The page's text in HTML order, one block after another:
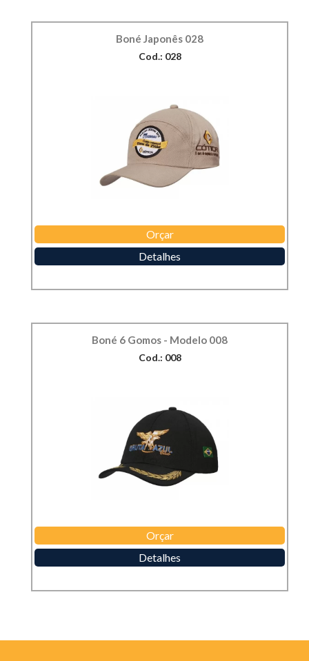
Boné Japonês 028
Cod.: 028
Orçar
Detalhes
Boné 6 Gomos - Modelo 008
Cod.: 008
Orçar
Detalhes